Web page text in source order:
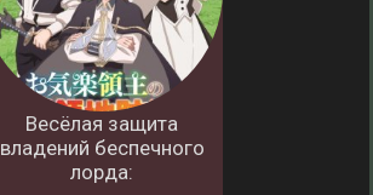
Весёлая защита
владений беспечного
лорда: